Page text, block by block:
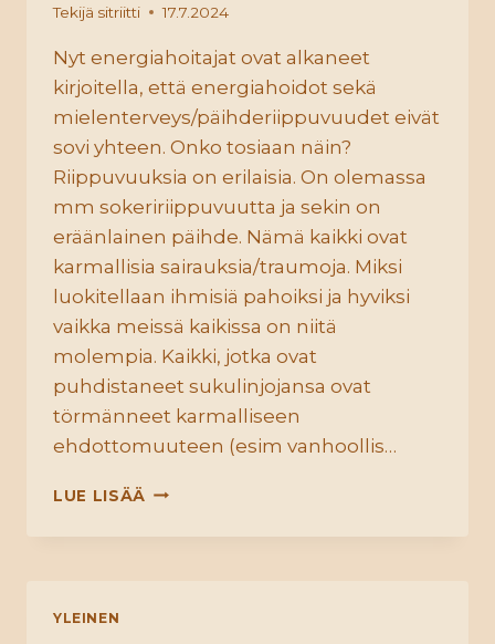
Tekijä sitriitti 17.7.2024
Nyt energiahoitajat ovat alkaneet
kirjoitella, että energiahoidot sekä
mielenterveys/päihderiippuvuudet eivät
sovi yhteen. Onko tosiaan näin?
Riippuvuuksia on erilaisia. On olemassa
mm sokeririippuvuutta ja sekin on
eräänlainen päihde. Nämä kaikki ovat
karmallisia sairauksia/traumoja. Miksi
luokitellaan ihmisiä pahoiksi ja hyviksi
vaikka meissä kaikissa on niitä
molempia. Kaikki, jotka ovat
puhdistaneet sukulinjojansa ovat
törmänneet karmalliseen
ehdottomuuteen (esim vanhoollis…
LUE LISÄÄ TABUT
YLEINEN